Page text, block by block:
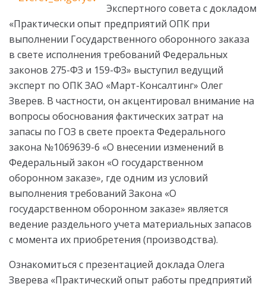
Экспертного совета с докладом
«Практически опыт предприятий ОПК при
выполнении Государственного оборонного заказа
в свете исполнения требований Федеральных
законов 275-ФЗ и 159-ФЗ» выступил ведущий
эксперт по ОПК ЗАО «Март-Консалтинг» Олег
Зверев. В частности, он акцентировал внимание на
вопросы обоснования фактических затрат на
запасы по ГОЗ в свете проекта Федерального
закона №1069639-6 «О внесении изменений в
Федеральный закон «О государственном
оборонном заказе», где одним из условий
выполнения требований Закона «О
государственном оборонном заказе» является
ведение раздельного учета материальных запасов
с момента их приобретения (производства).
Ознакомиться с презентацией доклада Олега
Зверева «Практический опыт работы предприятий